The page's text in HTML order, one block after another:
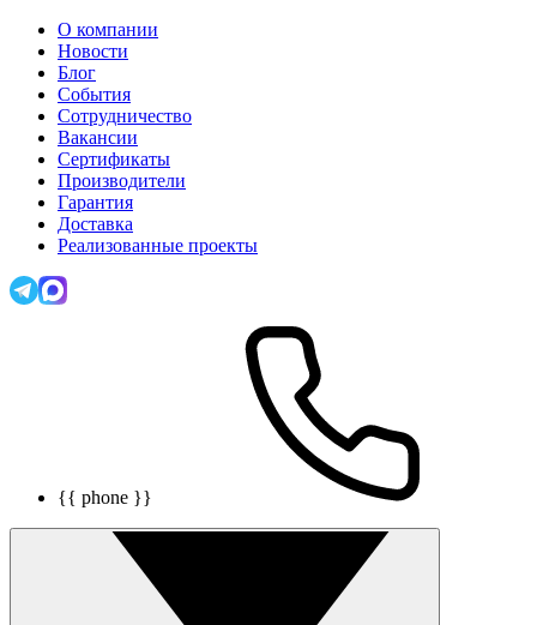
О компании
Новости
Блог
События
Сотрудничество
Вакансии
Сертификаты
Производители
Гарантия
Доставка
Реализованные проекты
{{ phone }}